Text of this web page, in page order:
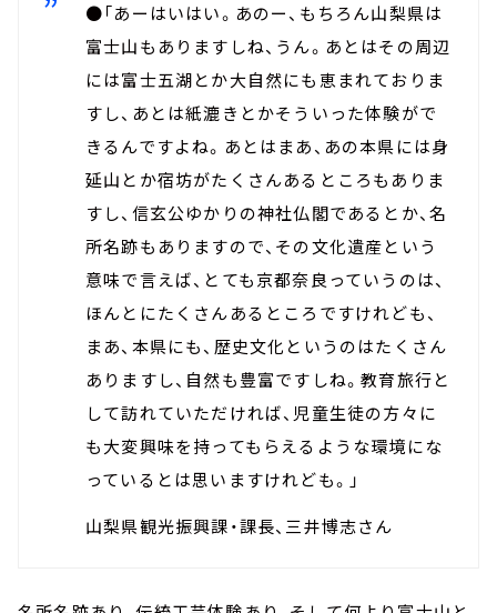
●「あーはいはい。あのー、もちろん山梨県は
富士山もありますしね、うん。あとはその周辺
には富士五湖とか大自然にも恵まれておりま
すし、あとは紙漉きとかそういった体験がで
きるんですよね。あとはまあ、あの本県には身
延山とか宿坊がたくさんあるところもありま
すし、信玄公ゆかりの神社仏閣であるとか、名
所名跡もありますので、その文化遺産という
意味で言えば、とても京都奈良っていうのは、
ほんとにたくさんあるところですけれども、
まあ、本県にも、歴史文化というのはたくさん
ありますし、自然も豊富ですしね。教育旅行と
して訪れていただければ、児童生徒の方々に
も大変興味を持ってもらえるような環境にな
っているとは思いますけれども。」
山梨県観光振興課・課長、三井博志さん